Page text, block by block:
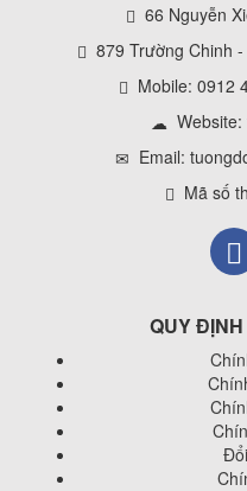
66 Nguyễn
879 Trường Chinh
Mobile: 0912
Website:
Email:
Mã số
QUY